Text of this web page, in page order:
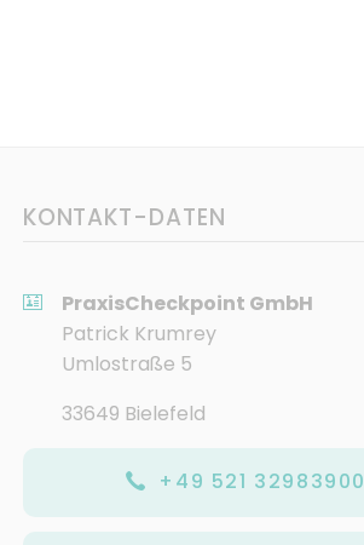
KONTAKT-DATEN
PraxisCheckpoint GmbH
Patrick Krumrey
Umlostraße 5
33649 Bielefeld
+49 521 32983900